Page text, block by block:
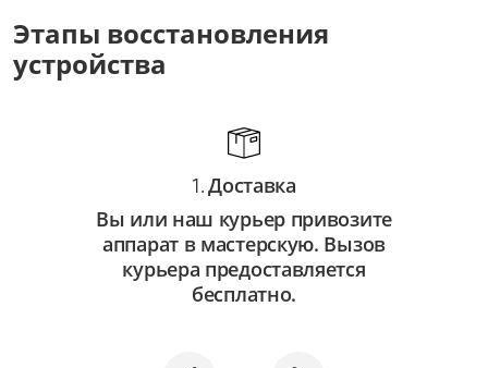
Этапы восстановления
устройства
1.Доставка
Вы или наш курьер привозите
аппарат в мастерскую. Вызов
курьера предоставляется
бесплатно.